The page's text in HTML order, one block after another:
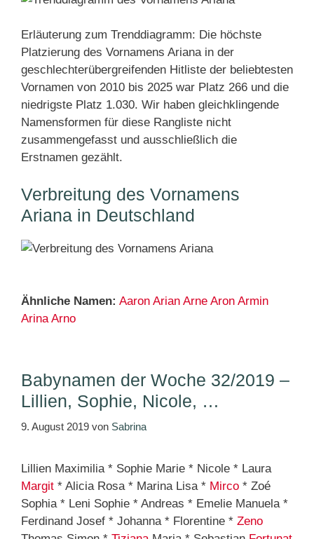
Erläuterung zum Trenddiagramm: Die höchste
Platzierung des Vornamens Ariana in der
geschlechterübergreifenden Hitliste der beliebtesten
Vornamen von 2010 bis 2025 war Platz 266 und die
niedrigste Platz 1.030. Wir haben gleichklingende
Namensformen für diese Rangliste nicht
zusammengefasst und ausschließlich die
Erstnamen gezählt.
Verbreitung des Vornamens
Ariana in Deutschland
Ähnliche Namen: Aaron Arian Arne Aron Armin
Arina Arno
Babynamen der Woche 32/2019 –
Lillien, Sophie, Nicole, …
9. August 2019 von Sabrina
Lillien Maximilia * Sophie Marie * Nicole * Laura
Margit * Alicia Rosa * Marina Lisa * Mirco * Zoé
Sophia * Leni Sophie * Andreas * Emelie Manuela *
Ferdinand Josef * Johanna * Florentine * Zeno